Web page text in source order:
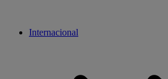
Internacional